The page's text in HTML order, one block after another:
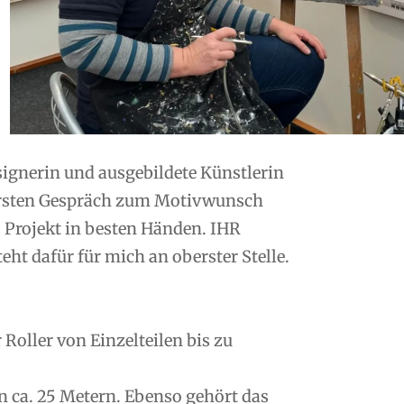
und ausgebildete Künstlerin
Gespräch zum Motivwunsch
in besten Händen. IHR
dafür für mich an oberster Stelle.
von Einzelteilen bis zu
25 Metern. Ebenso gehört das